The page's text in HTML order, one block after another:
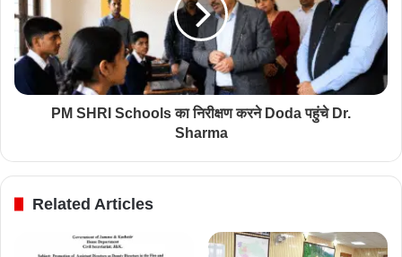
PM SHRI Schools का निरीक्षण करने Doda पहुंचे Dr.
Sharma
Related Articles